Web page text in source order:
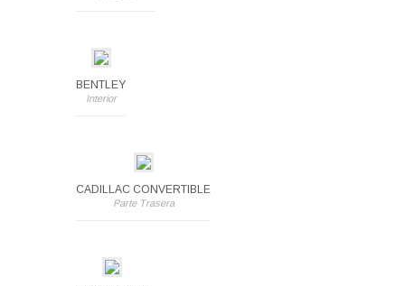
BENTLEY
Interior
CADILLAC CONVERTIBLE
Parte Trasera